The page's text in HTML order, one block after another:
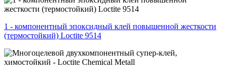
1 - компонентный эпоксидный клей повышенной жесткости
(термостойкий) Loctite 9514